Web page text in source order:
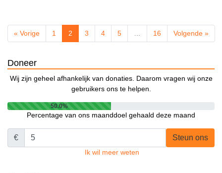
« Vorige 1 2 3 4 5 … 16 Volgende »
Doneer
Wij zijn geheel afhankelijk van donaties. Daarom vragen wij onze
gebruikers ons te helpen.
50.0%
Percentage van ons maanddoel gehaald deze maand
€ Steun ons
Ik wil meer weten